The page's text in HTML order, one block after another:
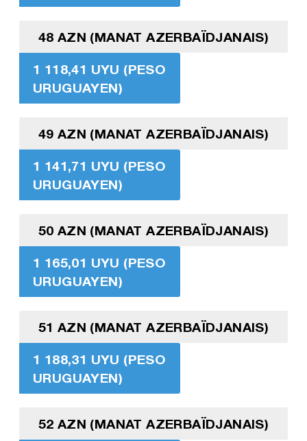
48 AZN (MANAT AZERBAÏDJANAIS)
1 118,41 UYU (PESO
URUGUAYEN)
49 AZN (MANAT AZERBAÏDJANAIS)
1 141,71 UYU (PESO
URUGUAYEN)
50 AZN (MANAT AZERBAÏDJANAIS)
1 165,01 UYU (PESO
URUGUAYEN)
51 AZN (MANAT AZERBAÏDJANAIS)
1 188,31 UYU (PESO
URUGUAYEN)
52 AZN (MANAT AZERBAÏDJANAIS)